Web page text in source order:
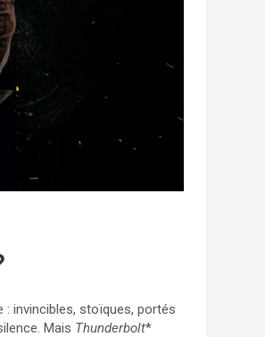
invincibles, stoïques, portés
Mais Thunderbolt*